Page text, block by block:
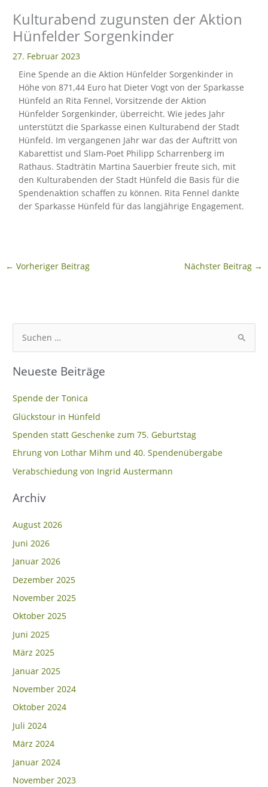
Kulturabend zugunsten der Aktion
Hünfelder Sorgenkinder
27. Februar 2023
Eine Spende an die Aktion Hünfelder Sorgenkinder in
Höhe von 871,44 Euro hat Dieter Vogt von der Sparkasse
Hünfeld an Rita Fennel, Vorsitzende der Aktion
Hünfelder Sorgenkinder, überreicht. Wie jedes Jahr
unterstützt die Sparkasse einen Kulturabend der Stadt
Hünfeld. Im vergangenen Jahr war das der Auftritt von
Kabarettist und Slam-Poet Philipp Scharrenberg im
Rathaus. Stadträtin Martina Sauerbier freute sich, mit
den Kulturabenden der Stadt Hünfeld die Basis für die
Spendenaktion schaffen zu können. Rita Fennel dankte
der Sparkasse Hünfeld für das langjährige Engagement.
← Vorheriger Beitrag Nächster Beitrag →
u
c
e
n
n
a
c
:
Neueste Beiträge
Spende der Tonica
Glückstour in Hünfeld
Spenden statt Geschenke zum 75. Geburtstag
Ehrung von Lothar Mihm und 40. Spendenübergabe
Verabschiedung von Ingrid Austermann
Archiv
August 2026
Juni 2026
Januar 2026
Dezember 2025
November 2025
Oktober 2025
Juni 2025
März 2025
Januar 2025
November 2024
Oktober 2024
Juli 2024
März 2024
Januar 2024
November 2023